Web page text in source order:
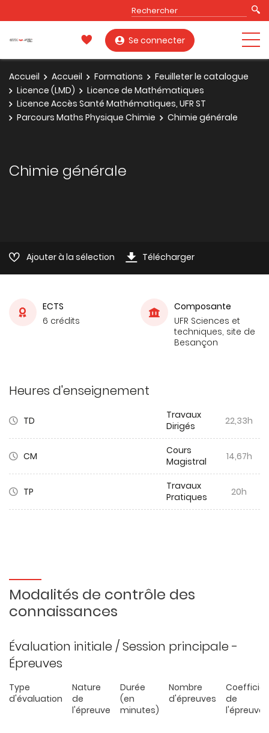
Se connecter
Accueil Accueil Formations
Feuilleter le catalogue
Licence (LMD)
Licence de Mathématiques
Licence Accès Santé Mathématiques, UFR ST
Parcours Maths Physique Chimie
Chimie générale
Chimie générale
Ajouter à la sélection Télécharger
ECTS
6 crédits
Composante
UFR Sciences et
techniques, site de
Besançon
Heures d'enseignement
TD
Travaux
Dirigés
22,33h
CM
Cours
Magistral
14,67h
TP
Travaux
Pratiques
20h
Modalités de contrôle des
connaissances
Évaluation initiale / Session principale -
Épreuves
Type
d'évaluation
Nature
de
l'épreuve
Durée
(en
minutes)
Nombre
d'épreuves
de
l'épreuve